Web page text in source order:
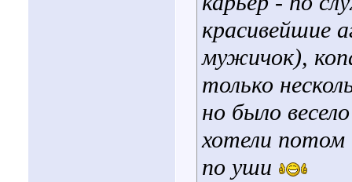
красивейшие
мужичок),
только
но было
хотели потом
по уши